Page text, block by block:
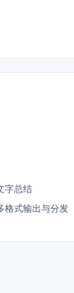
字总结
格式输出与分发